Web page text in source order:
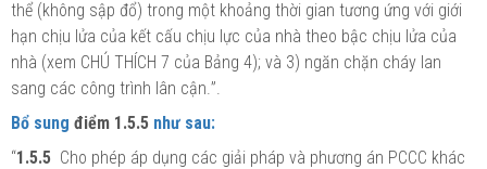
thể(không sập đổ) trong một khoảng thời gian tương ứng với giới
hạn chịu lửa của kết cấu chịu lực của nhà theo bậc chịu lửa của
nhà (xem CHÚ THÍCH 7 của Bảng 4); và 3) ngăn chặn cháy lan
sang các công trình lân cận. ”
Bổ sung điểm 1.5.5 như sau:
“1.5.5 Cho phép áp dụng các giải pháp và phương án PCCC khác